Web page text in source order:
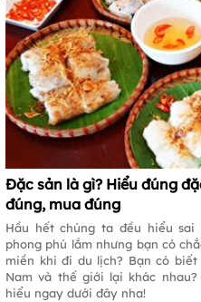
Đặc sản là gì? Hiểu đúng
đúng, mua đúng
Hầu hết chúng ta đều hiểu
phong phú lắm nhưng bạn có
miền khi đi du lịch? Bạn có
Nam và thế giới lại khác
hiểu ngay dưới đây nha!